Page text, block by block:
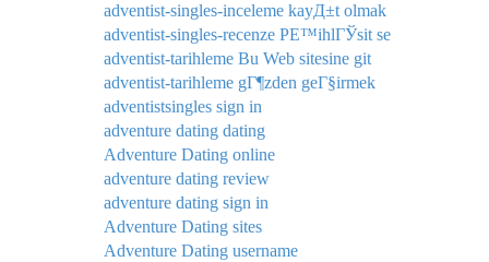
adventist-singles-inceleme kayД±t olmak
adventist-singles-recenze PЕ™ihlГЎsit se
adventist-tarihleme Bu Web sitesine git
adventist-tarihleme gГ¶zden geГ§irmek
adventistsingles sign in
adventure dating dating
Adventure Dating online
adventure dating review
adventure dating sign in
Adventure Dating sites
Adventure Dating username